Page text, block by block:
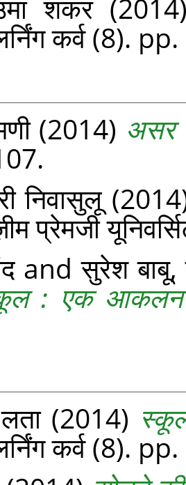
शंकर
कर्व (8).
(2014) असर
निवासुलू
प्रेमजी
andसुरेश बाबू,
स्कूल : एक आकलन
(2014)
कर्व (8).